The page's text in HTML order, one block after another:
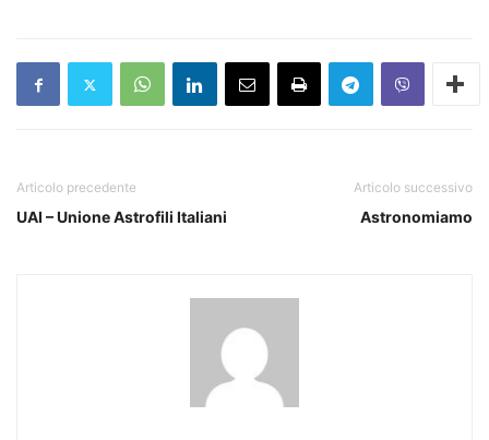
Articolo precedente
UAI – Unione Astrofili Italiani
Articolo successivo
Astronomiamo